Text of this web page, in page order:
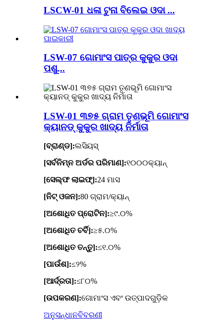
LSCW-01 ଧଳା ଟୁନା ବିଲେଇ ଓଦା ...
LSW-07 ଗୋମାଂସ ପାତ୍ର କୁକୁର ଓଦା
ପଶୁ...
LSW-01 ୩୭୫ ଗ୍ରାମ ତୃଣଭୂମି ଗୋମାଂସ
କ୍ୟାନଡ୍ କୁକୁର ଖାଦ୍ୟ ନିର୍ମାତା
[ବ୍ରାଣ୍ଡ]:ଲସିୟସ୍
[ସର୍ବନିମ୍ନ ଅର୍ଡର ପରିମାଣ]:୧୦୦୦କ୍ୟାନ୍
[ସେଲ୍ଫ ଲାଇଫ୍]:24 ମାସ
[ନିଟ୍ ଓଜନ]:80 ଗ୍ରାମ/କ୍ୟାନ୍
[ଅଶୋଧିତ ପ୍ରୋଟିନ]:≥୯.୦%
[ଅଶୋଧିତ ଚର୍ବି]:≥୫.୦%
[ଅଶୋଧିତ ତନ୍ତୁ]:≤୧.୦%
[ପାଉଁଶ]:≤୨%
[ଆର୍ଦ୍ରତା]:≤୮୦%
[ଉପକରଣ]:ଗୋମାଂସ ଏବଂ ଉତ୍ପାଦଗୁଡ଼ିକ
ଅନୁସନ୍ଧାନବିବରଣୀ